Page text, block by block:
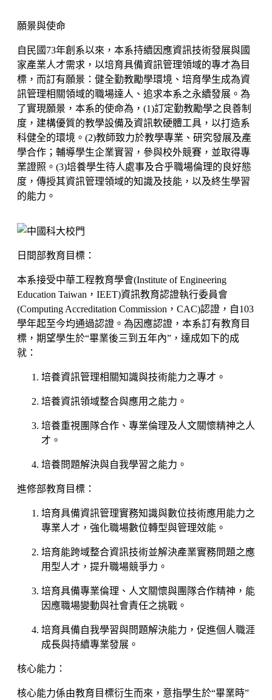
願景與使命
自民國73年創系以來，本系持續因應資訊技術發展與國
家產業人才需求，以培育具備資訊管理領域的專才為目
標，而訂有願景： 健全勤教勵學環境、培育學生成為資
訊管理相關領域的職場達人、追求本系之永續發展 。為
了實現願景，本系的使命為，(1)訂定勤教勵學之良善制
度，建構優質的教學設備及資訊軟硬體工具，以打造系
科健全的環境。(2)教師致力於教學專業、研究發展及產
學合作；輔導學生企業實習，參與校外競賽，並取得專
業證照。(3)培養學生待人處事及合乎職場倫理的良好態
度，傳授其資訊管理領域的知識及技能，以及終生學習
的能力。
日間部教育目標：
本系接受中華工程教育學會(Institute of Engineering
Education Taiwan，IEET)資訊教育認證執行委員會
(Computing Accreditation Commission，CAC)認證，自103
學年起至今均通過認證。為因應認證，本系訂有教育目
標，期望學生於“畢業後三到五年內”，達成如下的成
就：
培養資訊管理相關知識與技術能力之專才。
培養資訊領域整合與應用之能力。
培養重視團隊合作、專業倫理及人文關懷精神之人
才。
培養問題解決與自我學習之能力。
進修部教育目標：
培育具備資訊管理實務知識與數位技術應用能力之
專業人才，強化職場數位轉型與管理效能。
培育能跨域整合資訊技術並解決產業實務問題之應
用型人才，提升職場競爭力。
培育具備專業倫理、人文關懷與團隊合作精神，能
因應職場變動與社會責任之挑戰。
培育具備自我學習與問題解決能力，促進個人職涯
成長與持續專業發展。
核心能力：
核心能力係由教育目標衍生而來，意指學生於“畢業時”